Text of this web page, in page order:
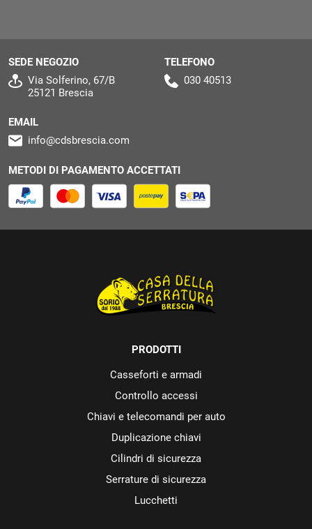
SEDE NEGOZIO
Via Solferino, 67/B
25121 Brescia
TELEFONO
030 40513
EMAIL
info@cdsbrescia.com
METODI DI PAGAMENTO ACCETTATI
PRODOTTI
Casseforti e armadi
Controllo accessi
Chiavi e telecomandi per auto
Duplicazione chiavi
Cilindri di sicurezza
Serrature di sicurezza
Lucchetti